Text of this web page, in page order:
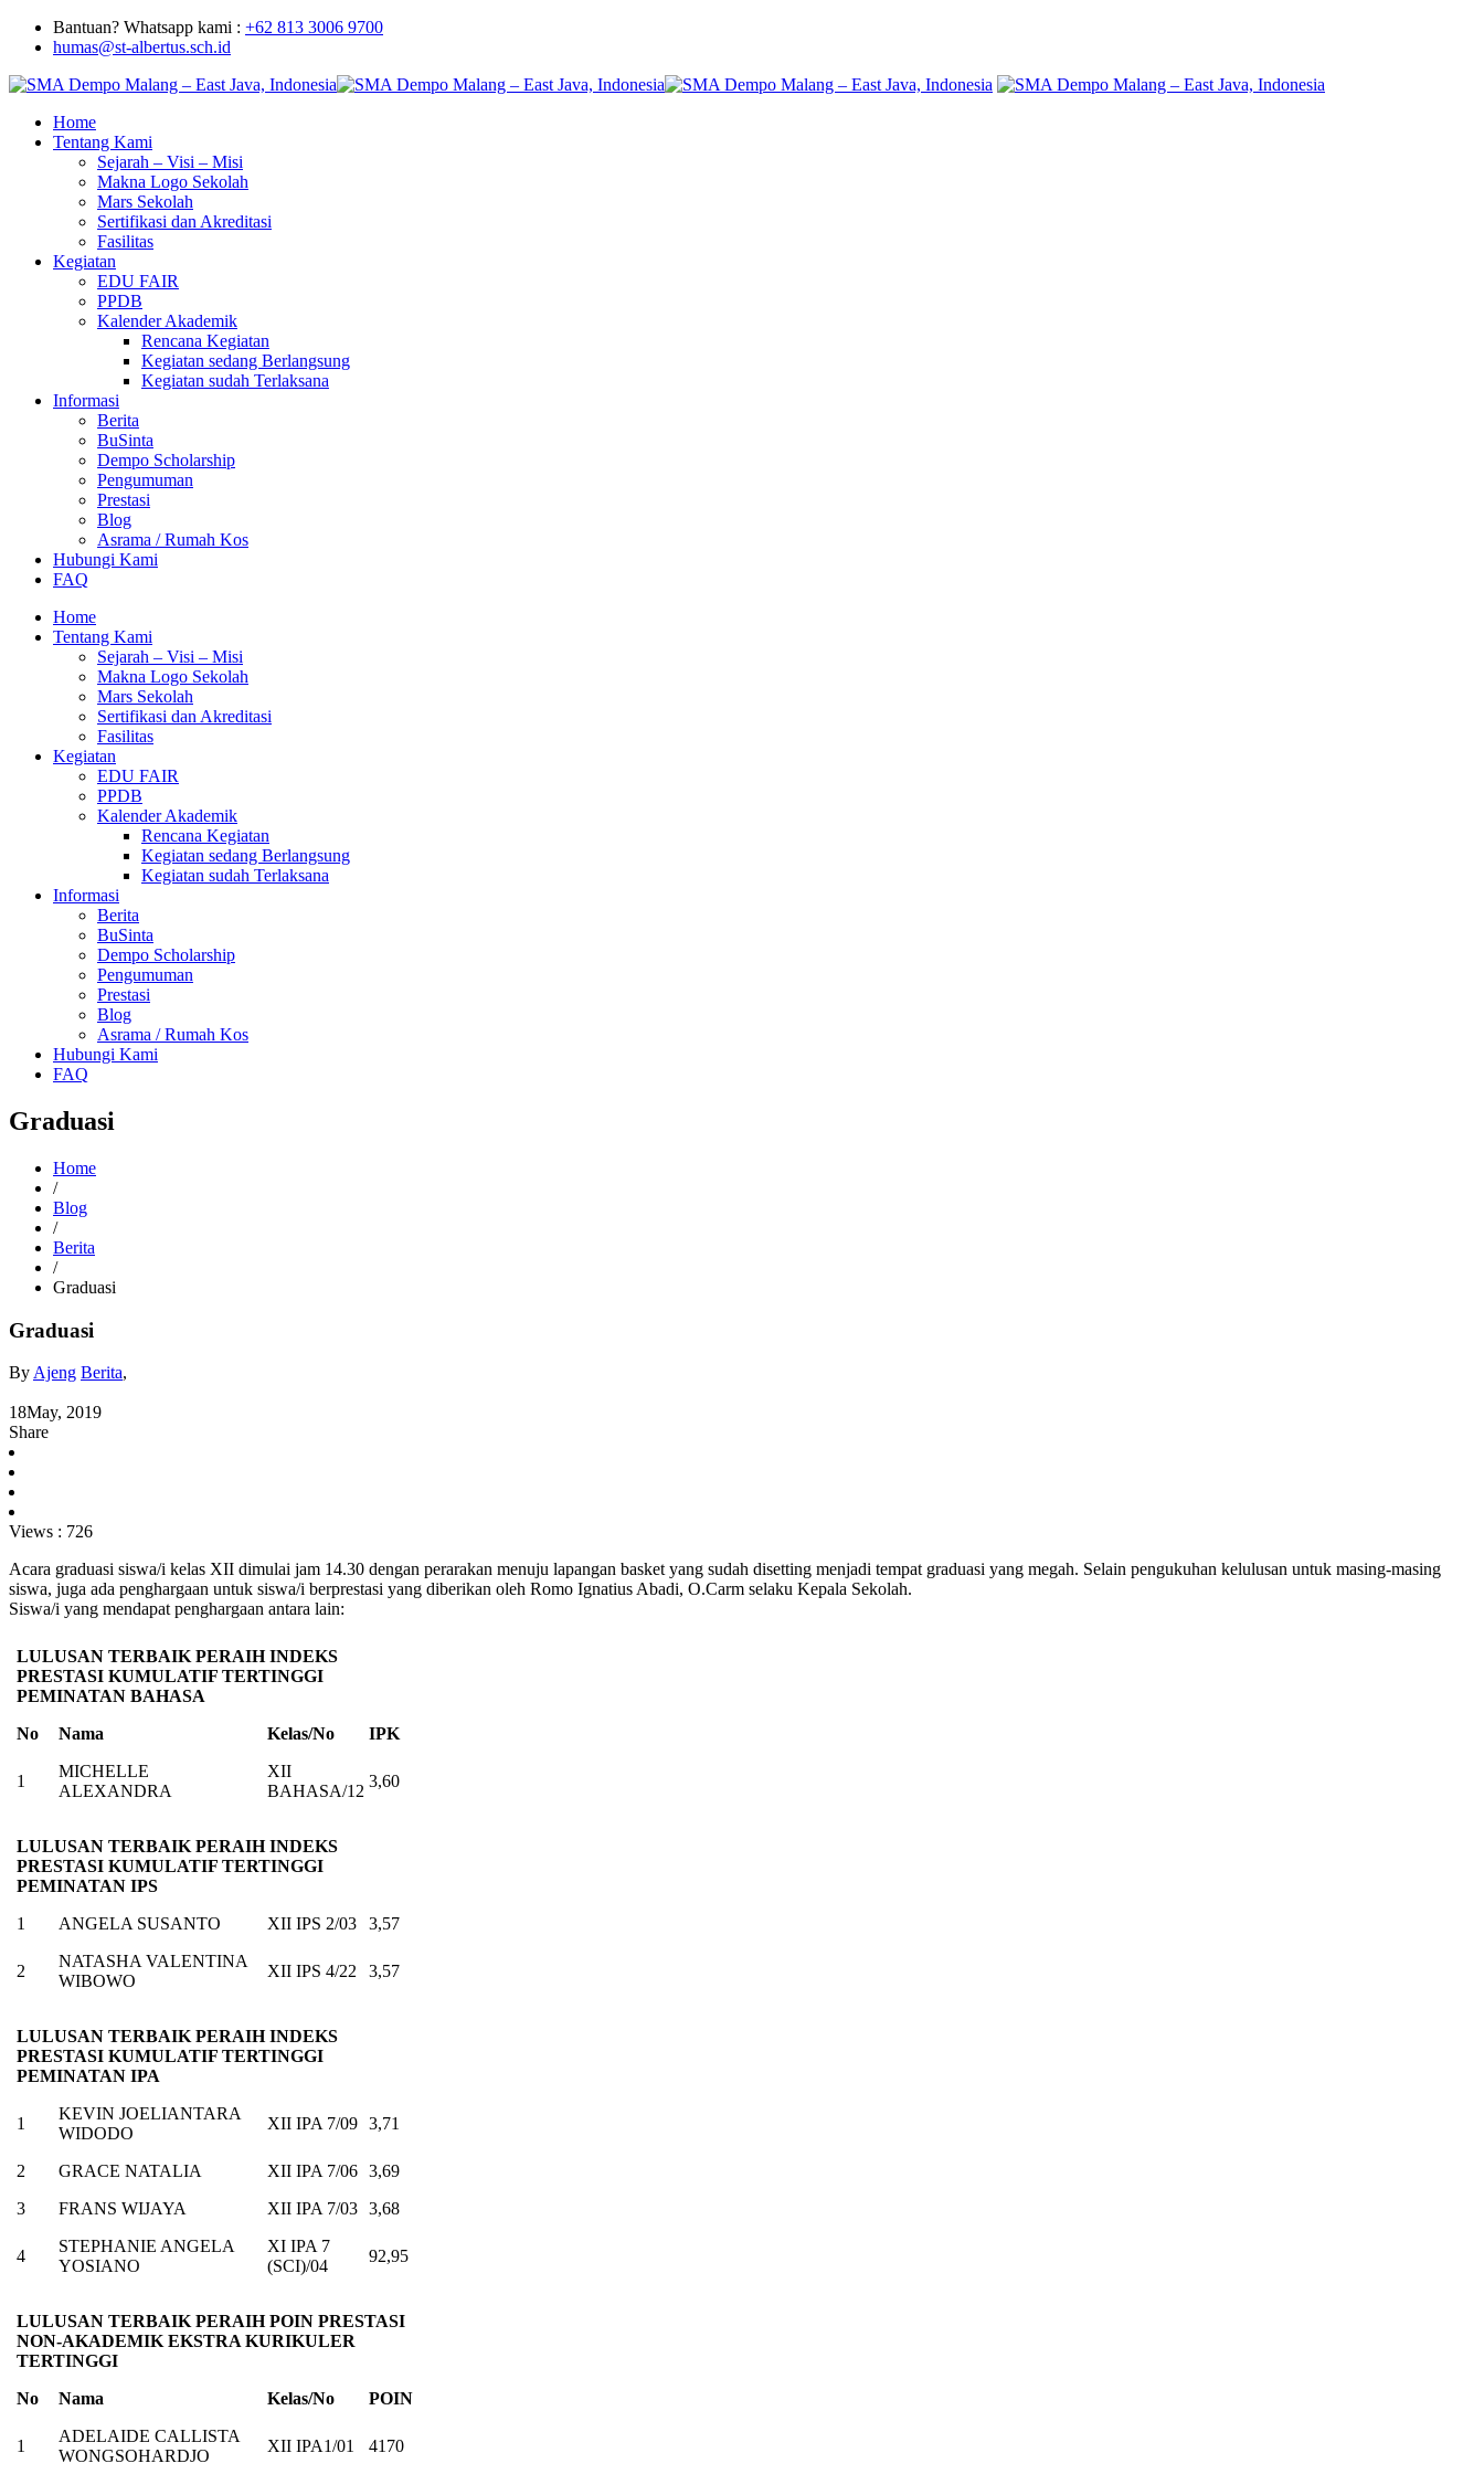
Bantuan? Whatsapp kami : +62 813 3006 9700
humas@st-albertus.sch.id
Home
Tentang Kami
Sejarah – Visi – Misi
Makna Logo Sekolah
Mars Sekolah
Sertifikasi dan Akreditasi
Fasilitas
Kegiatan
EDU FAIR
PPDB
Kalender Akademik
Rencana Kegiatan
Kegiatan sedang Berlangsung
Kegiatan sudah Terlaksana
Informasi
Berita
BuSinta
Dempo Scholarship
Pengumuman
Prestasi
Blog
Asrama / Rumah Kos
Hubungi Kami
FAQ
Home
Tentang Kami
Sejarah – Visi – Misi
Makna Logo Sekolah
Mars Sekolah
Sertifikasi dan Akreditasi
Fasilitas
Kegiatan
EDU FAIR
PPDB
Kalender Akademik
Rencana Kegiatan
Kegiatan sedang Berlangsung
Kegiatan sudah Terlaksana
Informasi
Berita
BuSinta
Dempo Scholarship
Pengumuman
Prestasi
Blog
Asrama / Rumah Kos
Hubungi Kami
FAQ
Graduasi
Home
/
Blog
/
Berita
/
Graduasi
Graduasi
By Ajeng Berita,
18May, 2019
Share
Views : 726
Acara graduasi siswa/i kelas XII dimulai jam 14.30 dengan perarakan menuju lapangan basket yang sudah disetting menjadi tempat graduasi yang megah. Selain pengukuhan kelulusan untuk masing-masing
siswa, juga ada penghargaan untuk siswa/i berprestasi yang diberikan oleh Romo Ignatius Abadi, O.Carm selaku Kepala Sekolah.
Siswa/i yang mendapat penghargaan antara lain:
LULUSAN TERBAIK PERAIH INDEKS
PRESTASI KUMULATIF TERTINGGI
PEMINATAN BAHASA
No
Nama Kelas/No IPK
1
MICHELLE
ALEXANDRA
XII
BAHASA/12
3,60
LULUSAN TERBAIK PERAIH INDEKS
PRESTASI KUMULATIF TERTINGGI
PEMINATAN IPS
1
ANGELA SUSANTO XII IPS 2/03 3,57
2
NATASHA VALENTINA
WIBOWO
XII IPS 4/22 3,57
LULUSAN TERBAIK PERAIH INDEKS
PRESTASI KUMULATIF TERTINGGI
PEMINATAN IPA
1
KEVIN JOELIANTARA
WIDODO
XII IPA 7/09 3,71
2 GRACE NATALIA XII IPA 7/06 3,69
3
FRANS WIJAYA XII IPA 7/03 3,68
4
STEPHANIE ANGELA
YOSIANO
XI IPA 7
(SCI)/04
92,95
LULUSAN TERBAIK PERAIH POIN PRESTASI
NON-AKADEMIK EKSTRA KURIKULER
TERTINGGI
No
Nama Kelas/No POIN
1
ADELAIDE CALLISTA
WONGSOHARDJO
XII IPA1/01 4170